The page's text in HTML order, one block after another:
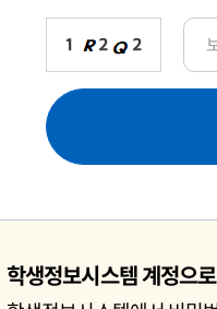
학생정보시스템 계정으